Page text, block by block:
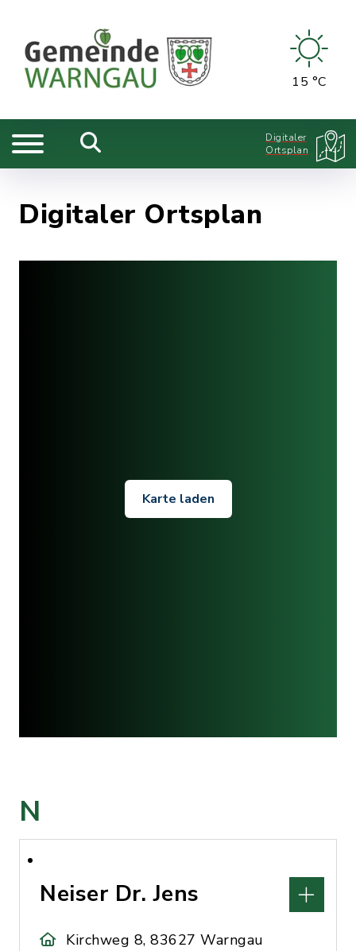
15 °C
Digitaler
Ortsplan
Digitaler Ortsplan
Karte laden
N
Neiser Dr. Jens
Kirchweg 8, 83627 Warngau